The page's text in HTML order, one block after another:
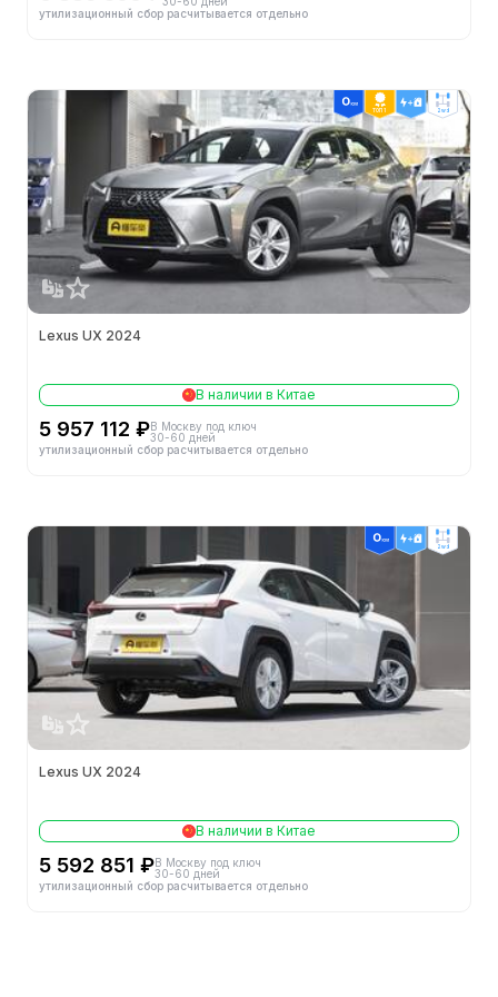
Колёсная база (мм)
Снаряжённая масса (кг) 1545
Коэффициент аэродинамического сопротивления 0.33
Длина (мм) 4494
Объем багажника (л) 268
Минимальный радиус поворота
Минимальный дорожный просвет (мм)
Способ открытия дверей -
4
Механизм газораспределения DOHC
Кол-во клапанов на цилиндр (шт.)
Октановое число топлива
Объём (л)
Обороты макс. мощности (об/мин) 6000
Макс. мощность (л.с.)
утилизационный сбор расчитывается отдельно
ТОП 1 2wd
Lexus UX 2024
В наличии в Китае
5 957 112 ₽В Москву под ключ
30-60 дней
утилизационный сбор расчитывается отдельно
2wd
Lexus UX 2024
В наличии в Китае
5 592 851 ₽В Москву под ключ
30-60 дней
утилизационный сбор расчитывается отдельно